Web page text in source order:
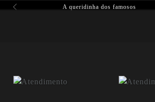
A queridinha dos famosos
Previous